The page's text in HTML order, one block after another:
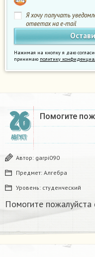
Я хочу получать
ответах на e-mail
Нажимая на кнопку я даю
принимаю политику
26
АВГУСТ
Помогите
Автор: garpi090
Предмет: Алгебра
Уровень: студенческий
Помогите